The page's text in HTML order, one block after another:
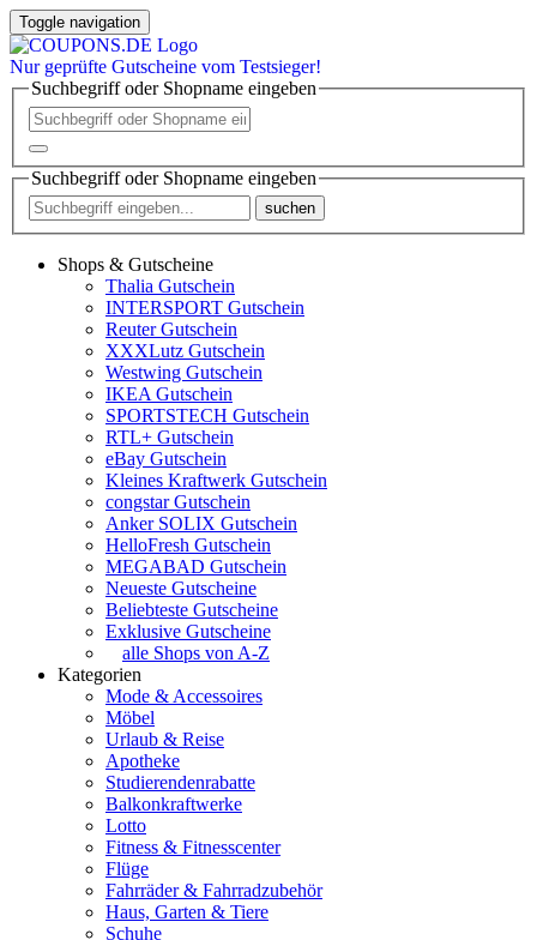
Toggle navigation
Nur geprüfte Gutscheine vom Testsieger!
Suchbegriff oder Shopname eingeben
Suchbegriff oder Shopname eingeben
suchen
Shops & Gutscheine
Thalia Gutschein
INTERSPORT Gutschein
Reuter Gutschein
XXXLutz Gutschein
Westwing Gutschein
IKEA Gutschein
SPORTSTECH Gutschein
RTL+ Gutschein
eBay Gutschein
Kleines Kraftwerk Gutschein
congstar Gutschein
Anker SOLIX Gutschein
HelloFresh Gutschein
MEGABAD Gutschein
Neueste Gutscheine
Beliebteste Gutscheine
Exklusive Gutscheine
alle Shops von A-Z
Kategorien
Mode & Accessoires
Möbel
Urlaub & Reise
Apotheke
Studierendenrabatte
Balkonkraftwerke
Lotto
Fitness & Fitnesscenter
Flüge
Fahrräder & Fahrradzubehör
Haus, Garten & Tiere
Schuhe